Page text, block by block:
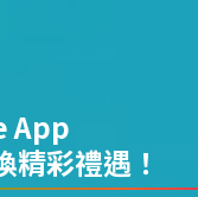
App
彩禮遇！